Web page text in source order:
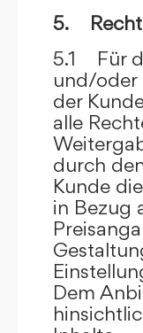
5.
5.1 Für
und/oder
der
alle
durch
Kunde
in Bezug
Dem